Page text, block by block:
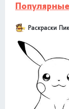
Раскраски